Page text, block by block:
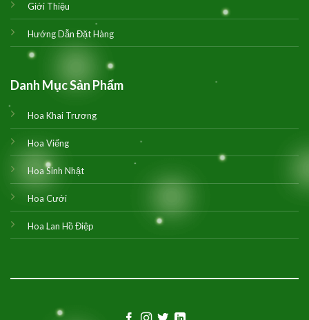
Giới Thiệu
Hướng Dẫn Đặt Hàng
Danh Mục Sản Phẩm
Hoa Khai Trương
Hoa Viếng
Hoa Sinh Nhật
Hoa Cưới
Hoa Lan Hồ Điệp